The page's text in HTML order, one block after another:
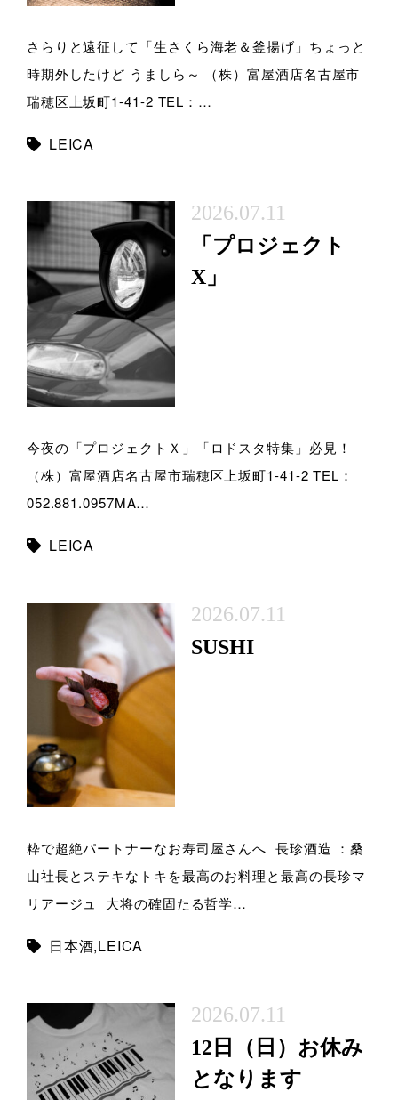
さらりと遠征して「生さくら海老＆釜揚げ」ちょっと
時期外したけど うましら～ （株）富屋酒店名古屋市
瑞穂区上坂町1-41-2 TEL：…
LEICA
2026.07.11
「プロジェクト
X」
今夜の「プロジェクトＸ」「ロドスタ特集」必見！
（株）富屋酒店名古屋市瑞穂区上坂町1-41-2 TEL：
052.881.0957MA…
LEICA
2026.07.11
SUSHI
粋で超絶パートナーなお寿司屋さんへ 長珍酒造 ：桑
山社長とステキなトキを最高のお料理と最高の長珍マ
リアージュ 大将の確固たる哲学…
日本酒,LEICA
2026.07.11
12日（日）お休み
となります